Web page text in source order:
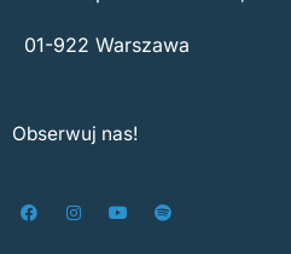
01-922 Warszawa
Obserwuj nas!
F
a
I
n
Y
o
S
p